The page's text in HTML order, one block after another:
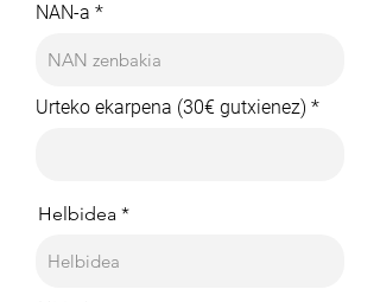
NAN-a
Urteko ekarpena (30€ gutxienez)
Helbidea